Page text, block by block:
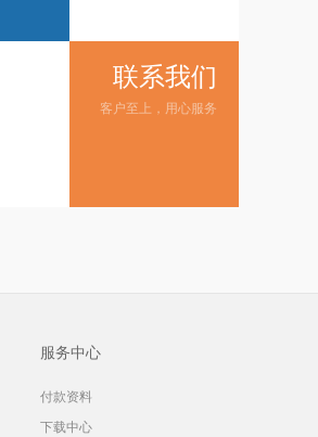
联系我们
客户至上，用心服务
服务中心
付款资料
下载中心